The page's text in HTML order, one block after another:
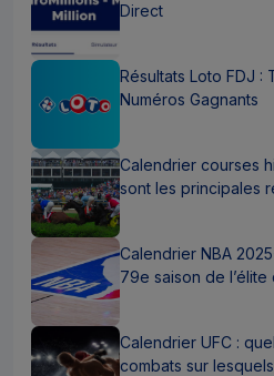
Direct
Résultats Loto FDJ :
Numéros Gagnants
Calendrier courses
sont les principales
Calendrier NBA
79e saison de l’élite
Calendrier UFC :
combats sur